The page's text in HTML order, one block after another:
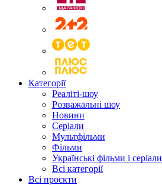
Категорії
Реаліті-шоу
Розважальні шоу
Новини
Серіали
Мультфільми
Фільми
Українські фільми і серіали
Всі категорії
Всі проєкти